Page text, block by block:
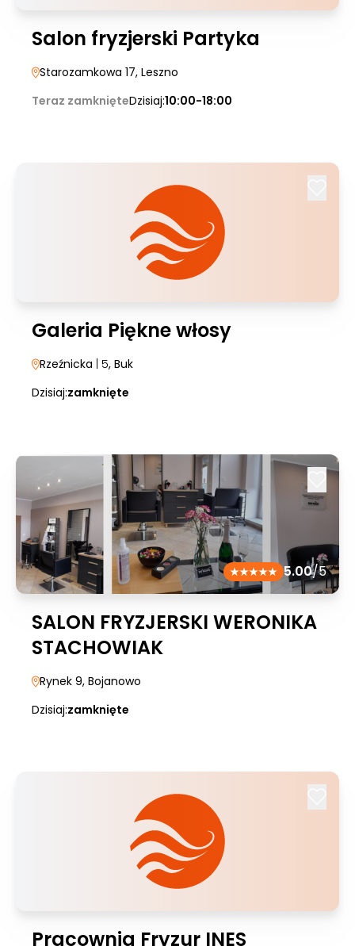
Salon fryzjerski Partyka
Starozamkowa 17, Leszno
Teraz zamknięteDzisiaj:10:00-18:00
Galeria Piękne włosy
Rzeźnicka | 5, Buk
Dzisiaj:zamknięte
5.00/5
SALON FRYZJERSKI WERONIKA
STACHOWIAK
Rynek 9, Bojanowo
Dzisiaj:zamknięte
Pracownia Fryzur INES